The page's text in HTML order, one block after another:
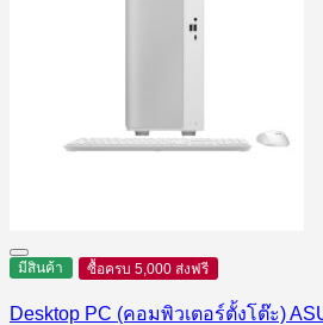
มีสินค้า ซื้อครบ 5,000 ส่งฟรี
Desktop PC (คอมพิวเตอร์ตั้งโต๊ะ)